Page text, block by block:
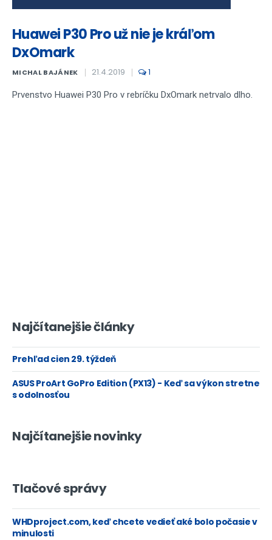
Huawei P30 Pro už nie je kráľom
DxOmark
MICHAL BAJÁNEK 21.4.2019 1
Prvenstvo Huawei P30 Pro v rebríčku DxOmark netrvalo dlho.
Najčítanejšie články
Prehľad cien 29. týždeň
ASUS ProArt GoPro Edition (PX13) - Keď sa výkon stretne
s odolnosťou
Najčítanejšie novinky
Tlačové správy
WHDproject.com, keď chcete vedieť aké bolo počasie v
minulosti